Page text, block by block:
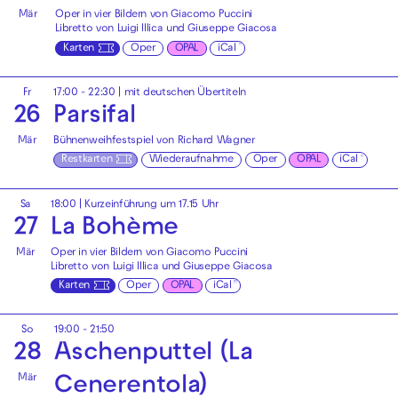
Mär
Oper in vier Bildern von Giacomo Puccini
Libretto von Luigi Illica und Giuseppe Giacosa
Karten
Oper OPAL iCal
Fr
26
Mär
17:00 - 22:30 mit deutschen Übertiteln
Parsifal
Bühnenweihfestspiel von Richard Wagner
Restkarten
Wiederaufnahme Oper OPAL iCal
Sa
27
Mär
18:00 | Kurzeinführung um 17.15 Uhr
La Bohème
Oper in vier Bildern von Giacomo Puccini
Libretto von Luigi Illica und Giuseppe Giacosa
Karten
Oper OPAL iCal
So
28
Mär
19:00 - 21:50
Aschenputtel (La
Cenerentola)